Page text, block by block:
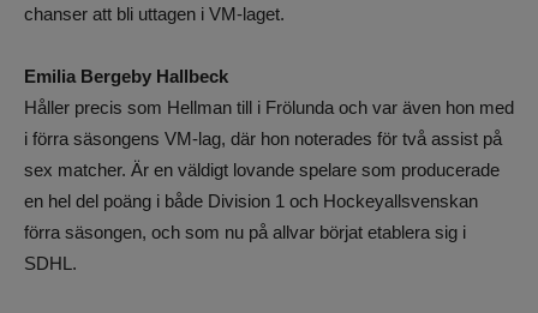
chanser att bli uttagen i VM-laget.
Emilia Bergeby Hallbeck
Håller precis som Hellman till i Frölunda och var även hon med
i förra säsongens VM-lag, där hon noterades för två assist på
sex matcher. Är en väldigt lovande spelare som producerade
en hel del poäng i både Division 1 och Hockeyallsvenskan
förra säsongen, och som nu på allvar börjat etablera sig i
SDHL.